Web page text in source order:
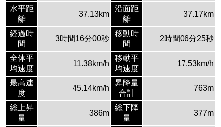
水平距
離
37.13km
沿面距
離
37.17km
経過時
間
3時間16分00秒
移動時
間
2時間06分25秒
全体平
均速度
11.38km/h
移動平
均速度
17.53km/h
最高速
度
45.14km/h
昇降量
合計
763m
総上昇
量
386m
総下降
量
377m